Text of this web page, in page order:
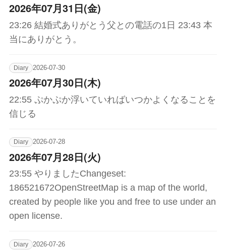
2026年07月31日(金)
23:26 結婚式ありがとう父との電話の1日 23:43 本
当にありがとう。
Diary 2026-07-30
2026年07月30日(木)
22:55 ぷかぷか浮いていればいつかよくなることを
信じる
Diary 2026-07-28
2026年07月28日(火)
23:55 やりましたChangeset:
186521672OpenStreetMap is a map of the world,
created by people like you and free to use under an
open license.
Diary 2026-07-26